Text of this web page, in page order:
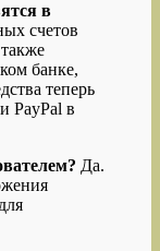
в
счетов
банке,
теперь
PayPal в
Да.